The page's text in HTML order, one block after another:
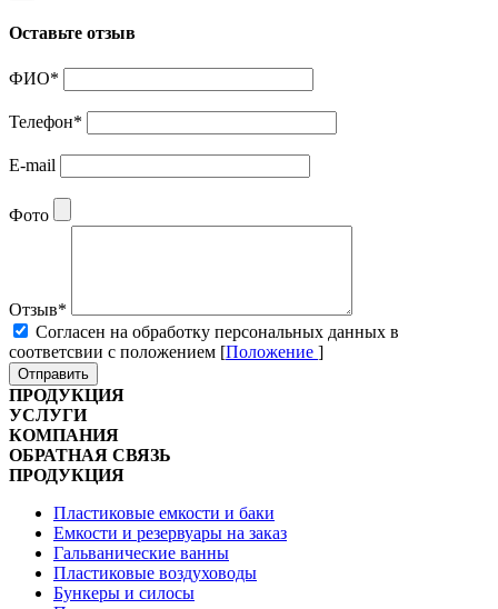
Оставьте отзыв
ФИО*
Телефон*
E-mail
Фото
Отзыв*
Cогласен на обработку персональных данных в
соответсвии с положением [Положение ]
Отправить
ПРОДУКЦИЯ
УСЛУГИ
КОМПАНИЯ
ОБРАТНАЯ СВЯЗЬ
ПРОДУКЦИЯ
Пластиковые емкости и баки
Емкости и резервуары на заказ
Гальванические ванны
Пластиковые воздуховоды
Бункеры и силосы